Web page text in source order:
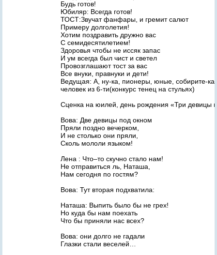
Будь готов!
Юбиляр: Всегда готов!
ТОСТ:Звучат фанфары, и гремит салют
Примеру долголетия!
Хотим поздравить дружно вас
С семидесятилетием!
Здоровья чтобы не иссяк запас
И ум всегда был чист и светел
Провозглашают тост за вас
Все внуки, правнуки и дети!
Ведущая: А, ну-ка, пионеры, юные, собирите-ка
человек из 6-ти(конкурс тенец на стульях)
Сценка на юилей, день рождения «Три девицы
Вова: Две девицы под окном
Пряли поздно вечерком,
И не столько они пряли,
Сколь мололи языком!
Лена : Что–то скучно стало нам!
Не отправиться ль, Наташа,
Нам сегодня по гостям?
Вова: Тут вторая подхватила:
Наташа: Выпить было бы не грех!
Но куда бы нам поехать
Что бы приняли нас всех?
Вова: они долго не гадали
Глазки стали веселей…